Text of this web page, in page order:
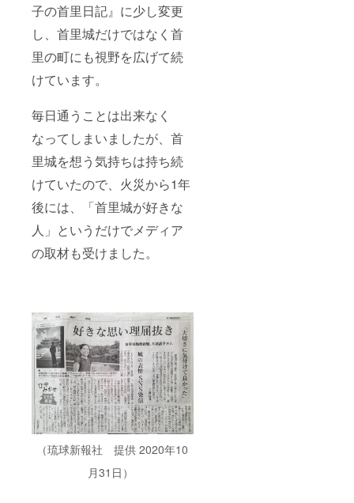
子の首里日記』に少し変更
し、首里城だけではなく首
里の町にも視野を広げて続
けています。
毎日通うことは出来なく
なってしまいましたが、首
里城を想う気持ちは持ち続
けていたので、火災から1年
後には、「首里城が好きな
人」というだけでメディア
の取材も受けました。
（琉球新報社 提供 2020年10
月31日）